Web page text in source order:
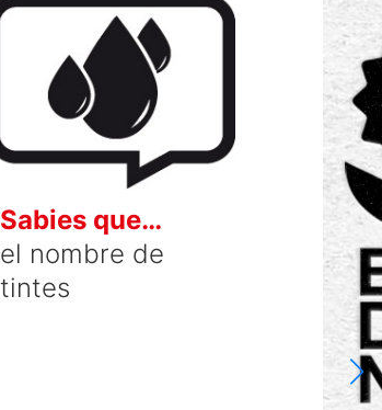
Sabies que…
el nombre de
tintes